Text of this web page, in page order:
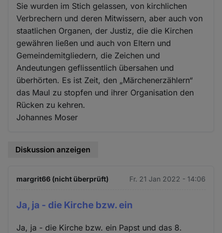
Sie wurden im Stich gelassen, von kirchlichen
Verbrechern und deren Mitwissern, aber auch von
staatlichen Organen, der Justiz, die die Kirchen
gewähren ließen und auch von Eltern und
Gemeindemitgliedern, die Zeichen und
Andeutungen geflissentlich übersahen und
überhörten. Es ist Zeit, den „Märchenerzählern“
das Maul zu stopfen und ihrer Organisation den
Rücken zu kehren.
Johannes Moser
Diskussion anzeigen
margrit66 (nicht überprüft) Fr. 21 Jan 2022 - 14:06
Ja, ja - die Kirche bzw. ein
Ja, ja - die Kirche bzw. ein Papst und das 8.